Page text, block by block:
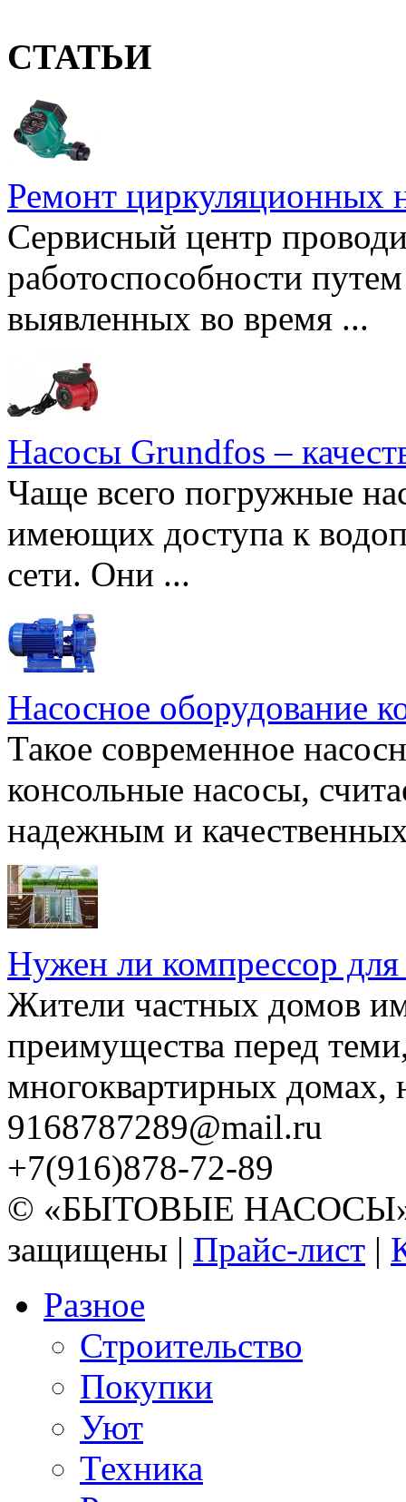
СТАТЬИ
Ремонт циркуляционных
Сервисный центр
работоспособности
выявленных во время ...
Насосы Grundfos –
Чаще всего погружные
имеющих доступа к
сети. Они ...
Насосное оборудование
Такое современное
консольные насосы,
надежным и
Нужен ли компрессор для
Жители частных домов
преимущества перед
многоквартирных домах,
9168787289@mail.ru
+7(916)878-72-89
© «БЫТОВЫЕ НАСОСЫ»
защищены | Прайс-лист |
Разное
Строительство
Покупки
Уют
Техника